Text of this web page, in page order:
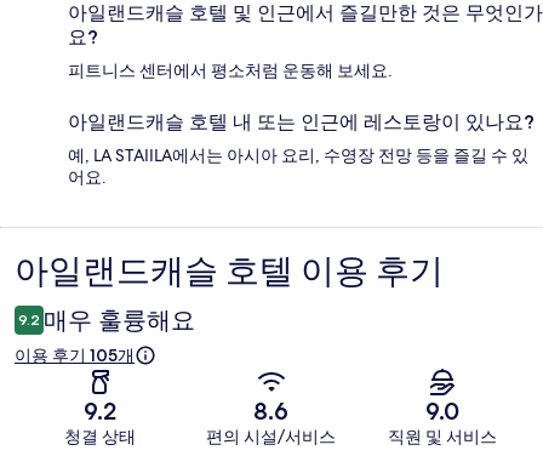
아일랜드캐슬 호텔 및 인근에서 즐길만한 것은 무엇인가
요?
피트니스 센터에서 평소처럼 운동해 보세요.
아일랜드캐슬 호텔 내 또는 인근에 레스토랑이 있나요?
예, LA STAIILA에서는 아시아 요리, 수영장 전망 등을 즐길 수 있
어요.
이
용
후
아일랜드캐슬 호텔 이용 후기
9.2 매우 훌륭해요
이용 후기 105개
9.2
청결 상태
8.6
편의 시설/서비스
9.0
직원 및 서비스